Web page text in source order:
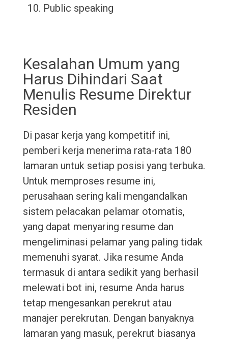
Public speaking
Kesalahan Umum yang
Harus Dihindari Saat
Menulis Resume Direktur
Residen
Di pasar kerja yang kompetitif ini,
pemberi kerja menerima rata-rata 180
lamaran untuk setiap posisi yang terbuka.
Untuk memproses resume ini,
perusahaan sering kali mengandalkan
sistem pelacakan pelamar otomatis,
yang dapat menyaring resume dan
mengeliminasi pelamar yang paling tidak
memenuhi syarat. Jika resume Anda
termasuk di antara sedikit yang berhasil
melewati bot ini, resume Anda harus
tetap mengesankan perekrut atau
manajer perekrutan. Dengan banyaknya
lamaran yang masuk, perekrut biasanya